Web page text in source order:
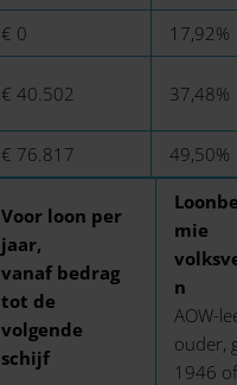
€ 0
17,92%
€ 40.502 37,48%
€ 76.817 49,50%
Voor loon per
jaar,
vanaf bedrag
tot de
volgende
schijf
mie
n
AOW-
ouder,
1946